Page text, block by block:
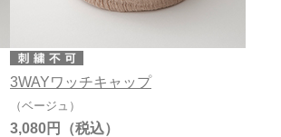
3WAYワッチキャップ
（ベージュ）
3,080円